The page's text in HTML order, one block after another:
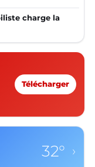
charge la
Télécharger
32° ›